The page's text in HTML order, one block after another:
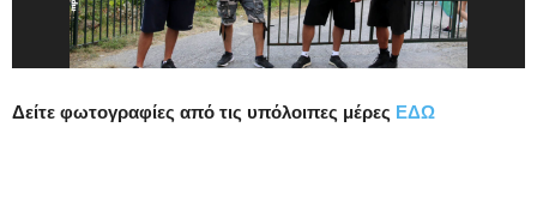
Δείτε φωτογραφίες από τις υπόλοιπες μέρες ΕΔΩ